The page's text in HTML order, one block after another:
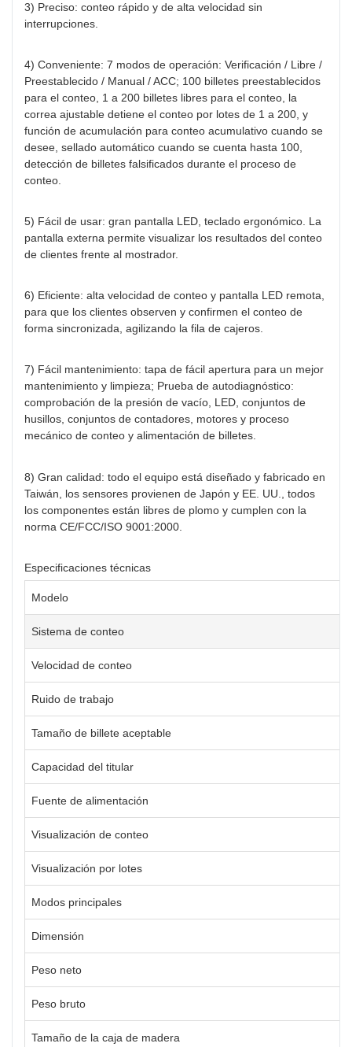
3) Preciso: conteo rápido y de alta velocidad sin
interrupciones.
4) Conveniente: 7 modos de operación: Verificación / Libre /
Preestablecido / Manual / ACC; 100 billetes preestablecidos
para el conteo, 1 a 200 billetes libres para el conteo, la
correa ajustable detiene el conteo por lotes de 1 a 200, y
función de acumulación para conteo acumulativo cuando se
desee, sellado automático cuando se cuenta hasta 100,
detección de billetes falsificados durante el proceso de
conteo.
5) Fácil de usar: gran pantalla LED, teclado ergonómico. La
pantalla externa permite visualizar los resultados del conteo
de clientes frente al mostrador.
6) Eficiente: alta velocidad de conteo y pantalla LED remota,
para que los clientes observen y confirmen el conteo de
forma sincronizada, agilizando la fila de cajeros.
7) Fácil mantenimiento: tapa de fácil apertura para un mejor
mantenimiento y limpieza; Prueba de autodiagnóstico:
comprobación de la presión de vacío, LED, conjuntos de
husillos, conjuntos de contadores, motores y proceso
mecánico de conteo y alimentación de billetes.
8) Gran calidad: todo el equipo está diseñado y fabricado en
Taiwán, los sensores provienen de Japón y EE. UU., todos
los componentes están libres de plomo y cumplen con la
norma CE/FCC/ISO 9001:2000.
Especificaciones técnicas
Modelo
Sistema de conteo
Velocidad de conteo
Ruido de trabajo
Tamaño de billete aceptable
Capacidad del titular
Fuente de alimentación
Visualización de conteo
Visualización por lotes
Modos principales
Dimensión
Peso neto
Peso bruto
Tamaño de la caja de madera